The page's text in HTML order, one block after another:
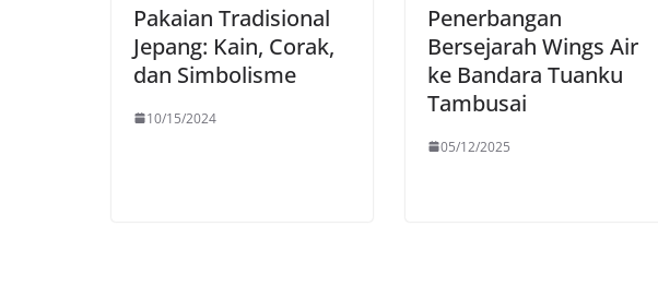
Pakaian Tradisional
Jepang: Kain, Corak,
dan Simbolisme
10/15/2024
Penerbangan
Bersejarah Wings Air
ke Bandara Tuanku
Tambusai
05/12/2025